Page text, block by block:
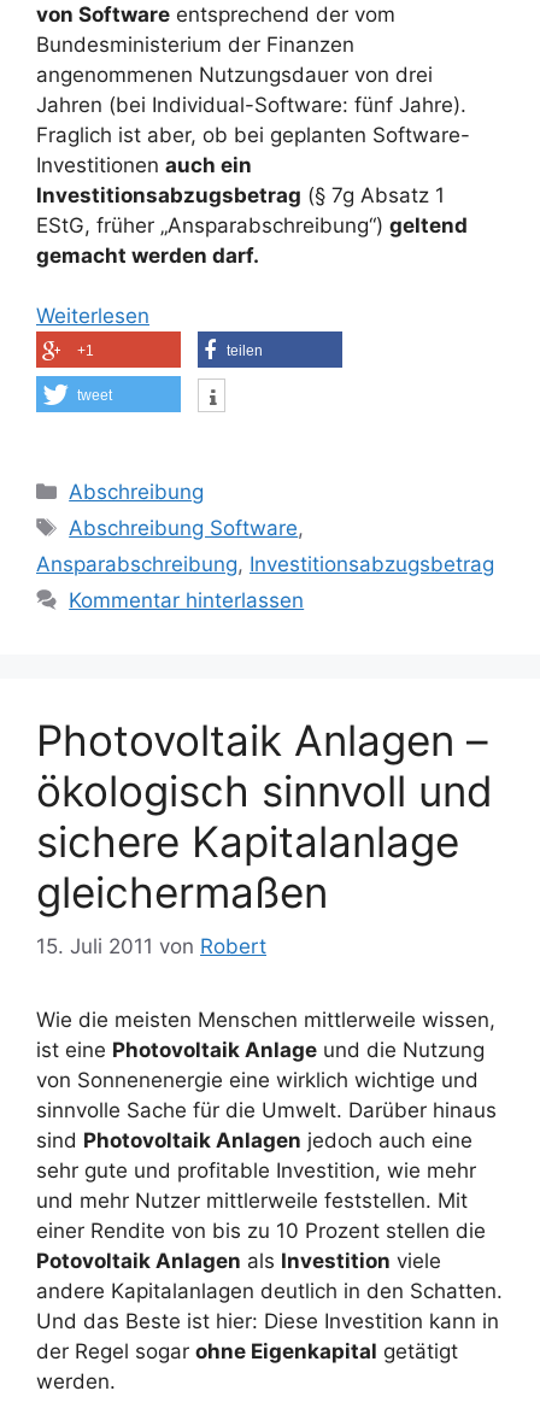
von Software entsprechend der vom
Bundesministerium der Finanzen
angenommenen Nutzungsdauer von drei
Jahren (bei Individual-Software: fünf Jahre).
Fraglich ist aber, ob bei geplanten Software-
Investitionen auch ein
Investitionsabzugsbetrag (§ 7g Absatz 1
EStG, früher „Ansparabschreibung“) geltend
gemacht werden darf.
Weiterlesen
+1 teilen
tweet
Kategorien
Abschreibung
Schlagwörter
Abschreibung Software,
Ansparabschreibung, Investitionsabzugsbetrag
Kommentar hinterlassen
Photovoltaik Anlagen –
ökologisch sinnvoll und
sichere Kapitalanlage
gleichermaßen
15. Juli 2011 von Robert
Wie die meisten Menschen mittlerweile wissen,
ist eine Photovoltaik Anlage und die Nutzung
von Sonnenenergie eine wirklich wichtige und
sinnvolle Sache für die Umwelt. Darüber hinaus
sind Photovoltaik Anlagen jedoch auch eine
sehr gute und profitable Investition, wie mehr
und mehr Nutzer mittlerweile feststellen. Mit
einer Rendite von bis zu 10 Prozent stellen die
Potovoltaik Anlagen als Investition viele
andere Kapitalanlagen deutlich in den Schatten.
Und das Beste ist hier: Diese Investition kann in
der Regel sogar ohne Eigenkapital getätigt
werden.